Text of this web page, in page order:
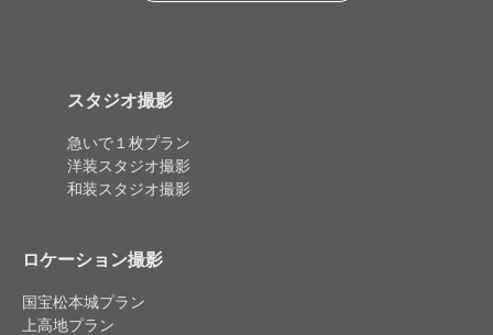
スタジオ撮影
急いで１枚プラン
洋装スタジオ撮影
和装スタジオ撮影
ロケーション撮影
国宝松本城プラン
上高地プラン